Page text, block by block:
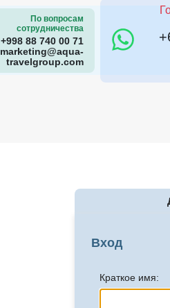
По вопросам
сотрудничества
+998 88 740 00 71
marketing@aqua-
travelgroup.com
Вход
Краткое имя: